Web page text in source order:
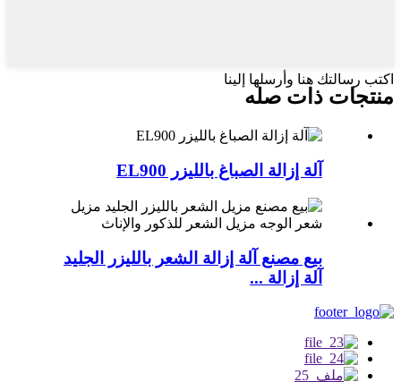
اكتب رسالتك هنا وأرسلها إلينا
منتجات ذات صله
آلة إزالة الصباغ بالليزر EL900
بيع مصنع آلة إزالة الشعر بالليزر الجليد
آلة إزالة ...